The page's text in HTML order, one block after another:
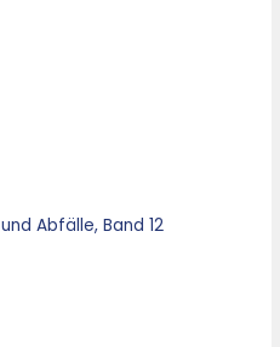
Abfälle, Band 12